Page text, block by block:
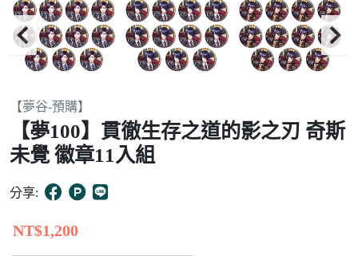
Item
of
15
【夢谷-預購】
【夢100】貫徹生存之道的影之刃 奇斯
未覺 徽章11入組
分享:
NT$1,200